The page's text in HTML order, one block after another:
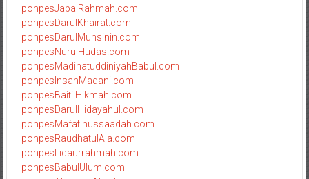
ponpesJabalRahmah.com
ponpesDarulKhairat.com
ponpesDarulMuhsinin.com
ponpesNurulHudas.com
ponpesMadinatuddiniyahBabul.com
ponpesInsanMadani.com
ponpesBaitilHikmah.com
ponpesDarulHidayahul.com
ponpesMafatihussaadah.com
ponpesRaudhatulAla.com
ponpesLiqaurrahmah.com
ponpesBabulUlum.com